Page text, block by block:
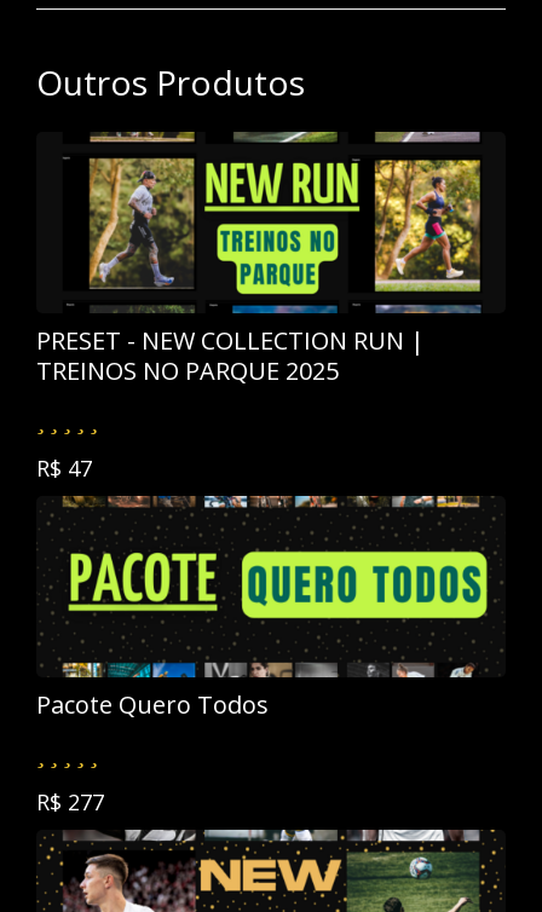
Outros Produtos
PRESET - NEW COLLECTION RUN |
TREINOS NO PARQUE 2025
R$ 47
Pacote Quero Todos
R$ 277